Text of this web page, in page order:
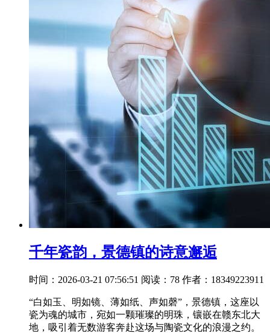
千年瓷韵，景德镇的诗意邂逅
时间：2026-03-21 07:56:51 阅读：78 作者：18349223911
“白如玉、明如镜、薄如纸、声如磬”，景德镇，这座以
瓷为魂的城市，宛如一颗璀璨的明珠，镶嵌在赣东北大
地，吸引着无数游客奔赴这场与陶瓷文化的浪漫之约。